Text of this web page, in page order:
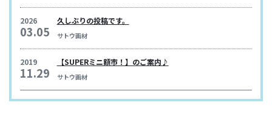
2026
03.05
久しぶりの投稿です。
サトウ画材
2019
11.29
【SUPERミニ額市！】のご案内♪
サトウ画材